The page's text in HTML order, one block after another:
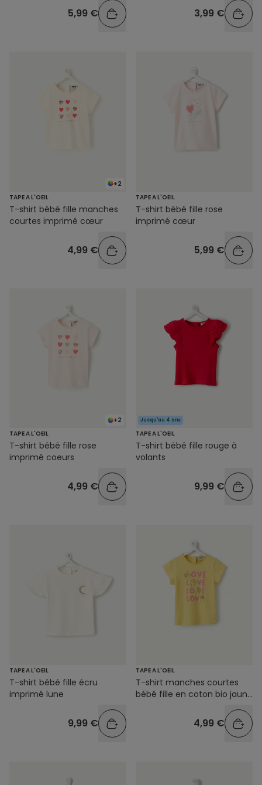
5,99 € 3,99 €
+2
TAPE A L'OEIL
T-shirt bébé fille manches
courtes imprimé cœur
4,99 €
TAPE A L'OEIL
T-shirt bébé fille rose
imprimé cœur
5,99 €
+2
TAPE A L'OEIL
T-shirt bébé fille rose
imprimé coeurs
4,99 €
Jusqu'au 4 ans
TAPE A L'OEIL
T-shirt bébé fille rouge à
volants
9,99 €
TAPE A L'OEIL
T-shirt bébé fille écru
imprimé lune
9,99 €
TAPE A L'OEIL
T-shirt manches courtes
bébé fille en coton bio jaune
4,99 €